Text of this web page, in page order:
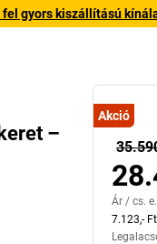
fel gyors kiszállítású
–
Akció
Ár / cs. e.
7.123,- Ft